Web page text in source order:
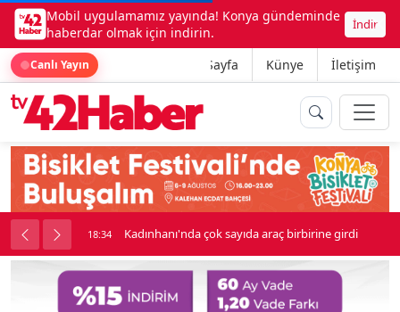
Mobil uygulamamız yayında! Konya gündeminde
haberdar olmak için indirin.
İndir
Canlı Yayın Ana Sayfa Künye İletişim
soygun 18:34 Kadınhanı'nda çok sayıda araç birbirine girdi